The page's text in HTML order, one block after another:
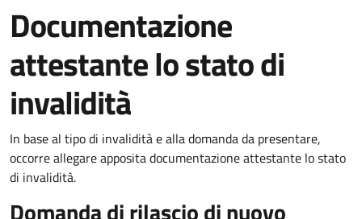
Documentazione
attestante lo stato di
invalidità
In base al tipo di invalidità e alla domanda da presentare,
occorre allegare apposita documentazione attestante lo stato
di invalidità.